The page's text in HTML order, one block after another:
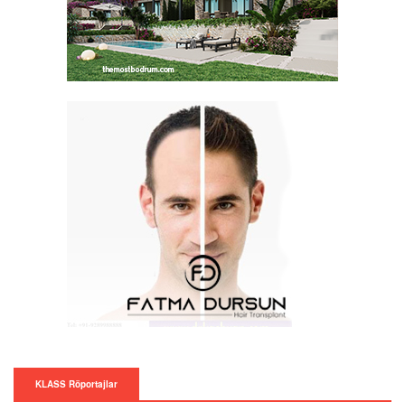
KLASS Röportajlar